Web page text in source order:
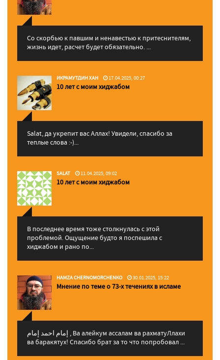
Со скорбью к павшим и ненавестью к притеснителям,
жизнь идет, расчет будет обязательно. ...
ИКРАМУТДИН ХАН 17.04.2025, 00:27
10 лет с моим хиджабом
Salat, да укрепит вас Аллаx! Увидели, спасибо за
теплые слова :-)...
SALAT 11.04.2025, 09:02
10 лет с моим хиджабом
В последнее время тоже столкнулась с этой
проблемой. Ощущение будто я поспешила с
хиджабом и рано по...
HAMZA CHERNOMORCHENKO 30.01.2025, 15:22
Мнение по теме о 73-х течениях в исламе
إمام احمد إمام , Ва алейкум ассалам ва рахматуЛлахи
ва баракятух! Спасибо брат за то что попробовал ...